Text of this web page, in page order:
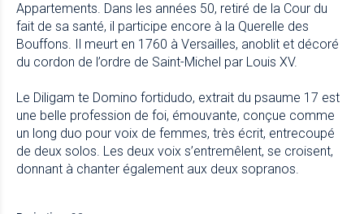
Appartements. Dans les années 50, retiré de la Cour du
fait de sa santé, il participe encore à la Querelle des
Bouffons. Il meurt en 1760 à Versailles, anoblit et décoré
du cordon de l’ordre de Saint-Michel par Louis XV.
Le Diligam te Domino fortidudo, extrait du psaume 17 est
une belle profession de foi, émouvante, conçue comme
un long duo pour voix de femmes, très écrit, entrecoupé
de deux solos. Les deux voix s’entremêlent, se croisent,
donnant à chanter également aux deux sopranos.